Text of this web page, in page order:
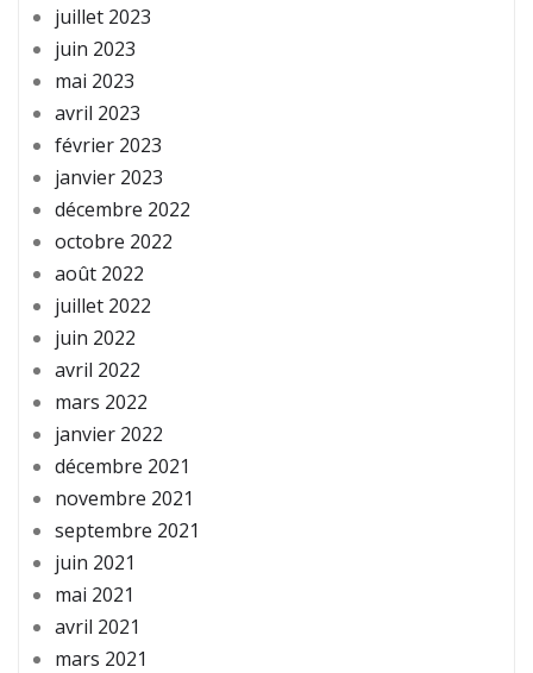
juillet 2023
juin 2023
mai 2023
avril 2023
février 2023
janvier 2023
décembre 2022
octobre 2022
août 2022
juillet 2022
juin 2022
avril 2022
mars 2022
janvier 2022
décembre 2021
novembre 2021
septembre 2021
juin 2021
mai 2021
avril 2021
mars 2021